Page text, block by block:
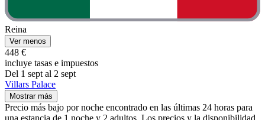
Reina
Ver menos
448 €
incluye tasas e impuestos
Del 1 sept al 2 sept
Villars Palace
Mostrar más
Precio más bajo por noche encontrado en las últimas 24 horas para
una estancia de 1 noche y 2 adultos. Los precios y la disponibilidad